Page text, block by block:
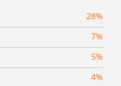
28%
7%
5%
4%